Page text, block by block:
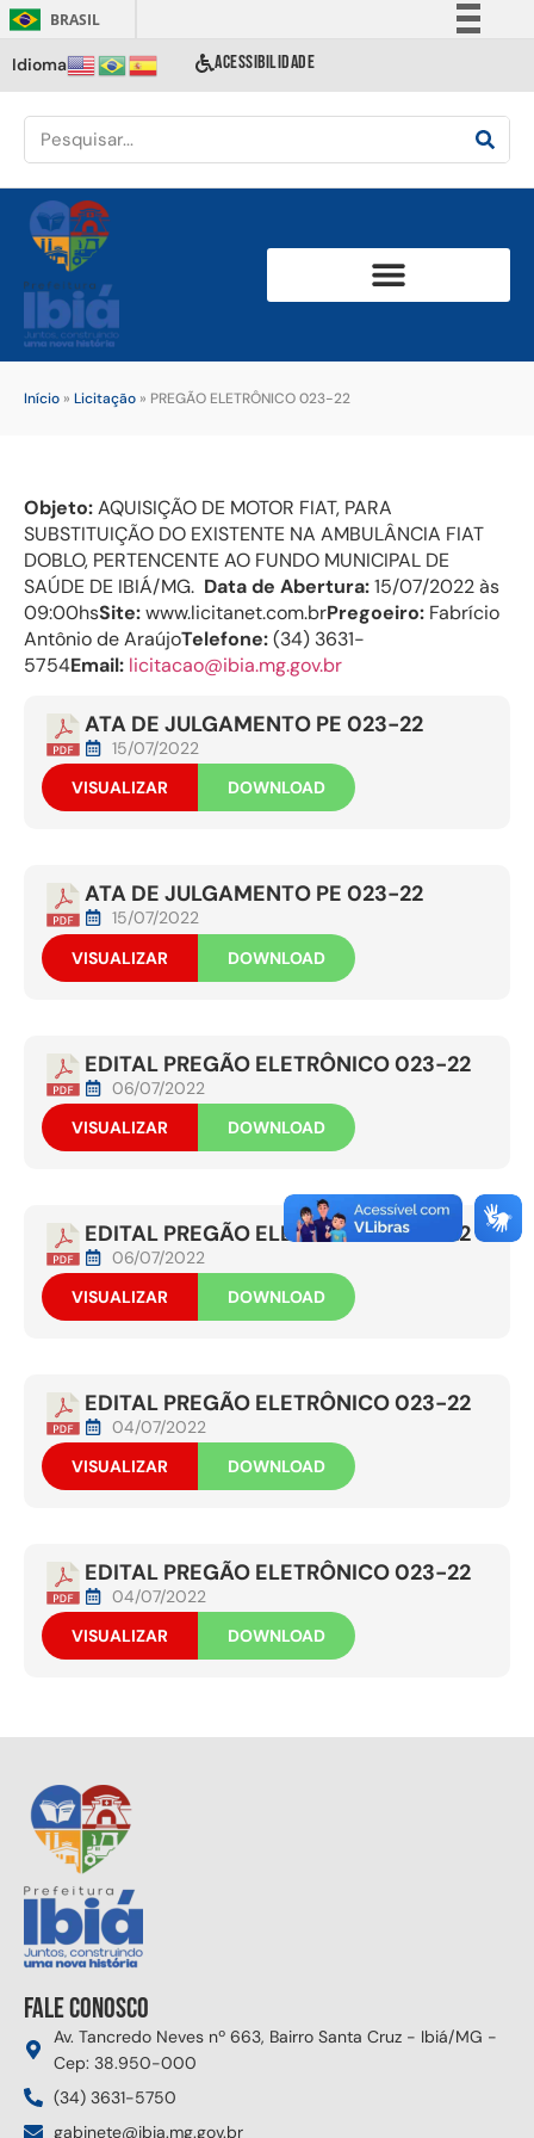
BRASIL
Comunica BR
Acesso à informação
Idioma ACESSIBILIDADE
Início » Licitação » PREGÃO ELETRÔNICO 023-22
Objeto:AQUISIÇÃO DE MOTOR FIAT, PARA
SUBSTITUIÇÃO DO EXISTENTE NA AMBULÂNCIA FIAT
DOBLO, PERTENCENTE AO FUNDO MUNICIPAL DE
SAÚDE DE IBIÁ/MG. Data de Abertura:15/07/2022 às
09:00hsSite:www.licitanet.com.brPregoeiro: Fabrício
Antônio de AraújoTelefone:(34) 3631-
5754Email: licitacao@ibia.mg.gov.br
ATA DE JULGAMENTO PE 023-22
15/07/2022
VISUALIZAR
DOWNLOAD
ATA DE JULGAMENTO PE 023-22
15/07/2022
VISUALIZAR
DOWNLOAD
EDITAL PREGÃO ELETRÔNICO 023-22
06/07/2022
VISUALIZAR
DOWNLOAD
EDITAL PREGÃO ELETRÔNICO 023-22
06/07/2022
VISUALIZAR
DOWNLOAD
EDITAL PREGÃO ELETRÔNICO 023-22
04/07/2022
VISUALIZAR
DOWNLOAD
EDITAL PREGÃO ELETRÔNICO 023-22
04/07/2022
VISUALIZAR
DOWNLOAD
Fale conosco
Av. Tancredo Neves nº 663, Bairro Santa Cruz - Ibiá/MG -
Cep: 38.950-000
(34) 3631-5750
gabinete@ibia.mg.gov.br